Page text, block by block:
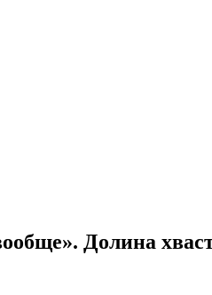
Долина